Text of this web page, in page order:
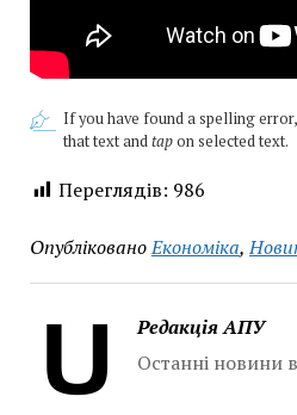
If you have found a spelling
that text andtapon selected text.
Переглядів: 986
ОпублікованоЕкономіка,
Редакція АПУ
Останні новини в